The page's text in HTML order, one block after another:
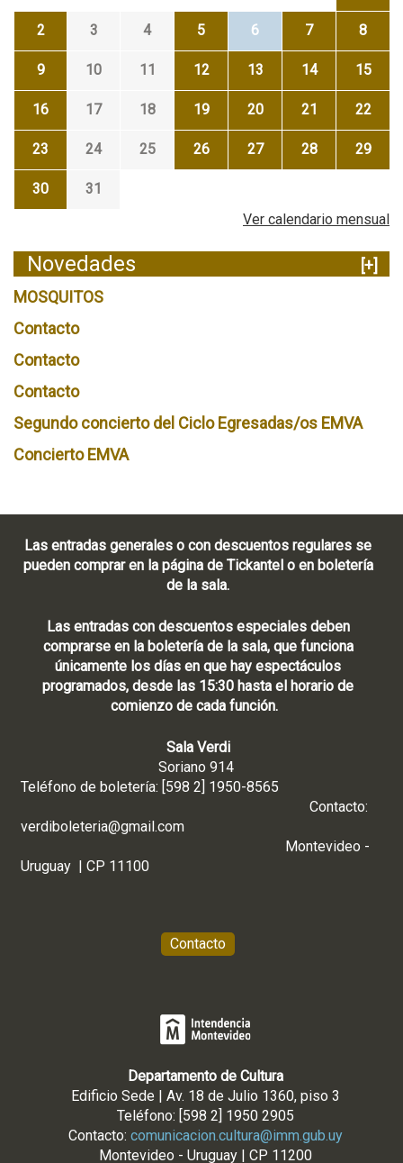
2 3 4 5 6 7 8
9 10 11 12 13 14 15
16 17 18 19 20 21 22
23 24 25 26 27 28 29
30
31
Ver calendario mensual
Novedades
[+]
MOSQUITOS
Contacto
Contacto
Contacto
Segundo concierto del Ciclo Egresadas/os EMVA
Concierto EMVA
Las entradas generales o con descuentos regulares se
pueden comprar en la página de Tickantel o en boletería
de la sala.
Las entradas con descuentos especiales deben
comprarse en la boletería de la sala, que funciona
únicamente los días en que hay espectáculos
programados, desde las 15:30 hasta el horario de
comienzo de cada función.
Sala Verdi
Soriano 914
Teléfono de boletería: [598 2] 1950-8565
Contacto:
verdiboleteria@gmail.com
Montevideo -
Uruguay | CP 11100
Contacto
Departamento de Cultura
Edificio Sede | Av. 18 de Julio 1360, piso 3
Teléfono: [598 2] 1950 2905
Contacto: comunicacion.cultura@imm.gub.uy
Montevideo - Uruguay | CP 11200